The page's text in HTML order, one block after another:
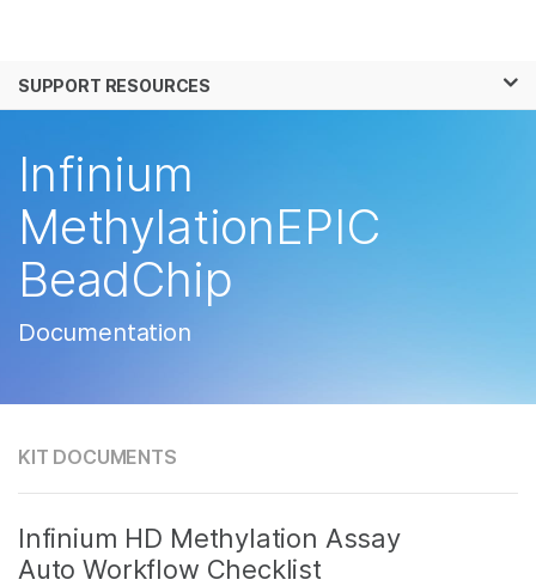
솔루션
회사
지원
추천 링크
SUPPORT RESOURCES
Infinium
MethylationEPIC
BeadChip
Documentation
KIT DOCUMENTS
Infinium HD Methylation Assay
Auto Workflow Checklist
보다 관련성이 높은 콘텐츠를 확인하실 수 있
습니다. 주요 관심 분야를 선택해 주세요:
암 연구
미생물학 연구
농업유전체학 연구
복합 질환 연구
유전 및 희귀 질환 연
구